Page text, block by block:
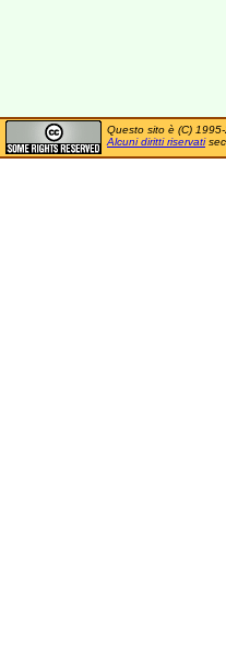
Questo sito è (C)
Alcuni diritti riservati